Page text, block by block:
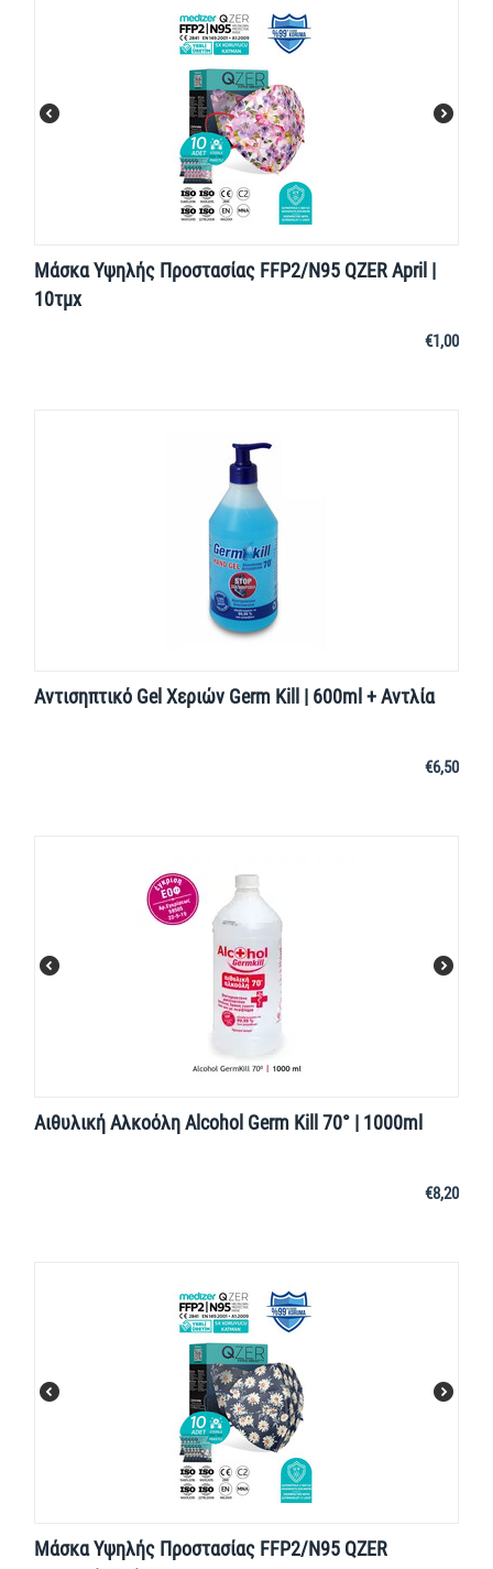
Μάσκα Υψηλής Προστασίας FFP2/N95 QZER April |
10τμχ
€1,00
Αντισηπτικό Gel Χεριών Germ Kill | 600ml + Αντλία
€6,50
Αιθυλική Αλκοόλη Alcohol Germ Kill 70° | 1000ml
€8,20
Μάσκα Υψηλής Προστασίας FFP2/N95 QZER